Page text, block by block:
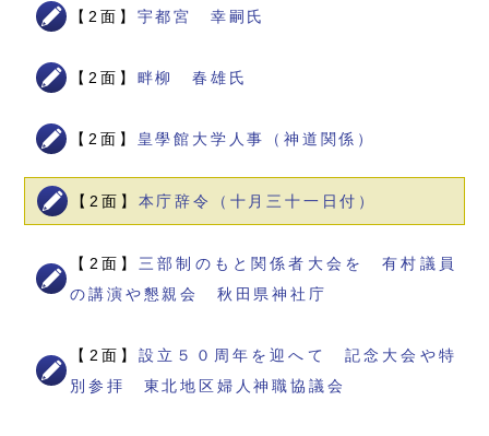
【2面】 宇都宮 幸嗣氏
【2面】 畔柳 春雄氏
【2面】 皇學館大学人事（神道関係）
【2面】 本庁辞令（十月三十一日付）
【2面】 三部制のもと関係者大会を 有村議員
の講演や懇親会 秋田県神社庁
【2面】設立５０周年を迎へて 記念大会や特
別参拝 東北地区婦人神職協議会